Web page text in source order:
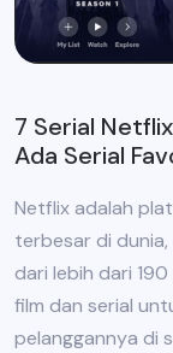
7 Serial
Ada Serial
Netflix adalah
terbesar di
dari lebih dari
film dan serial
pelanggannya di